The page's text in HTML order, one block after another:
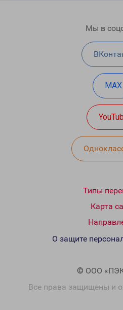
Мы в
MAX
Типы
Карта
© ООО
Все права защищены и
О защите